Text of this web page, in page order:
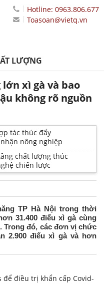
Hotline: 0963.806.677
Toasoan@vietq.vn
LƯỢNG
xì gà và bao
không rõ nguồn
tác thúc đẩy
nông nghiệp
chất lượng thúc
chiến lược
TP Hà Nội trong thời
31.400 điếu xì gà cùng
Trong đó, các đơn vị chức
2.900 điếu xì gà và hơn
điều trị khẩn cấp Covid-